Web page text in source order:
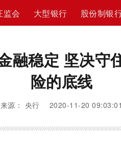
监会 大型银行 股份制银
融稳定 坚决守
险的底线
来源： 央行 2020-11-20 09:03:01